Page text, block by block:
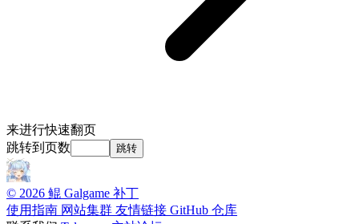
来进行快速翻页
跳转到页数
跳转
© 2026 鲲 Galgame 补丁
使用指南 网站集群 友情链接 GitHub 仓库